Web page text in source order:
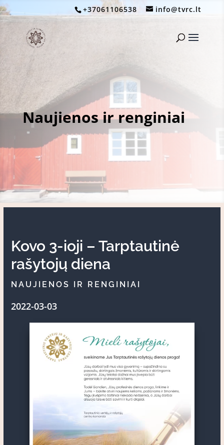
+37061106538 info@tvrc.lt
Naujienos ir renginiai
Kovo 3-ioji – Tarptautinė
rašytojų diena
NAUJIENOS IR RENGINIAI
2022-03-03